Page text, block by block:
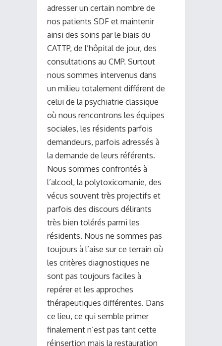
adresser un certain nombre de
nos patients SDF et maintenir
ainsi des soins par le biais du
CATTP, de l’hôpital de jour, des
consultations au CMP. Surtout
nous sommes intervenus dans
un milieu totalement différent de
celui de la psychiatrie classique
où nous rencontrons les équipes
sociales, les résidents parfois
demandeurs, parfois adressés à
la demande de leurs référents.
Nous sommes confrontés à
l’alcool, la polytoxicomanie, des
vécus souvent très projectifs et
parfois des discours délirants
très bien tolérés parmi les
résidents. Nous ne sommes pas
toujours à l’aise sur ce terrain où
les critères diagnostiques ne
sont pas toujours faciles à
repérer et les approches
thérapeutiques différentes. Dans
ce lieu, ce qui semble primer
finalement n’est pas tant cette
réinsertion mais la restauration